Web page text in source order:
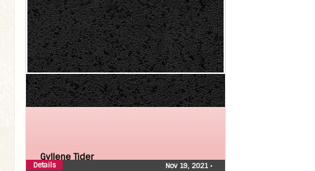
Gyllene Tider
Nov 19, 2021 •
Details